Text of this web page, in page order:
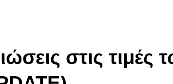
στις τιμές